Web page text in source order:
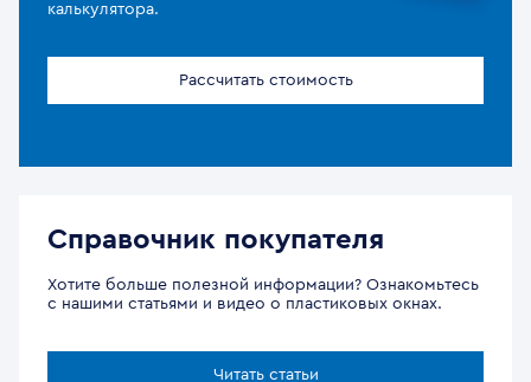
калькулятора.
Рассчитать стоимость
Справочник покупателя
Хотите больше полезной информации? Ознакомьтесь
с нашими статьями и видео о пластиковых окнах.
Читать статьи